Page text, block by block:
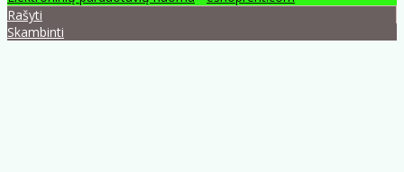
Rašyti
Skambinti